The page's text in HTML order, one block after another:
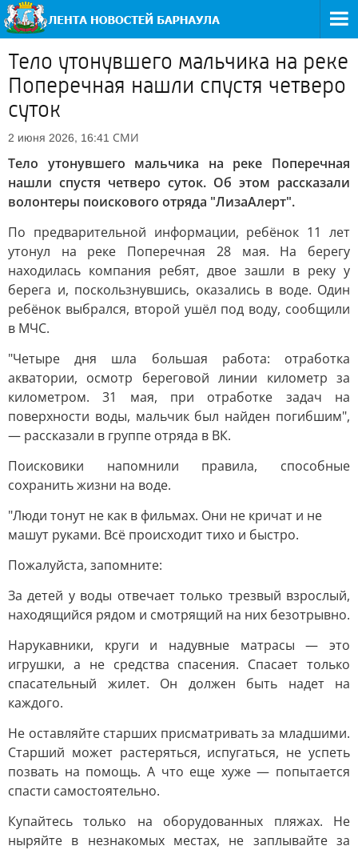
Тело утонувшего мальчика на реке
Поперечная нашли спустя четверо
суток
2 июня 2026, 16:41 СМИ
Тело утонувшего мальчика на реке Поперечная
нашли спустя четверо суток. Об этом рассказали
волонтеры поискового отряда "ЛизаАлерт".
По предварительной информации, ребёнок 11 лет
утонул на реке Поперечная 28 мая. На берегу
находилась компания ребят, двое зашли в реку у
берега и, поскользнувшись, оказались в воде. Один
ребёнок выбрался, второй ушёл под воду, сообщили
в МЧС.
"Четыре дня шла большая работа: отработка
акватории, осмотр береговой линии километр за
километром. 31 мая, при отработке задач на
поверхности воды, мальчик был найден погибшим",
— рассказали в группе отряда в ВК.
Поисковики напомнили правила, способные
сохранить жизни на воде.
"Люди тонут не как в фильмах. Они не кричат и не
машут руками. Всё происходит тихо и быстро.
Пожалуйста, запомните:
За детей у воды отвечает только трезвый взрослый,
находящийся рядом и смотрящий на них безотрывно.
Нарукавники, круги и надувные матрасы — это
игрушки, а не средства спасения. Спасает только
спасательный жилет. Он должен быть надет на
каждого.
Не оставляйте старших присматривать за младшими.
Старший может растеряться, испугаться, не успеть
позвать на помощь. А что еще хуже — попытается
спасти самостоятельно.
Купайтесь только на оборудованных пляжах. Не
ныряйте в незнакомых местах, не заплывайте за